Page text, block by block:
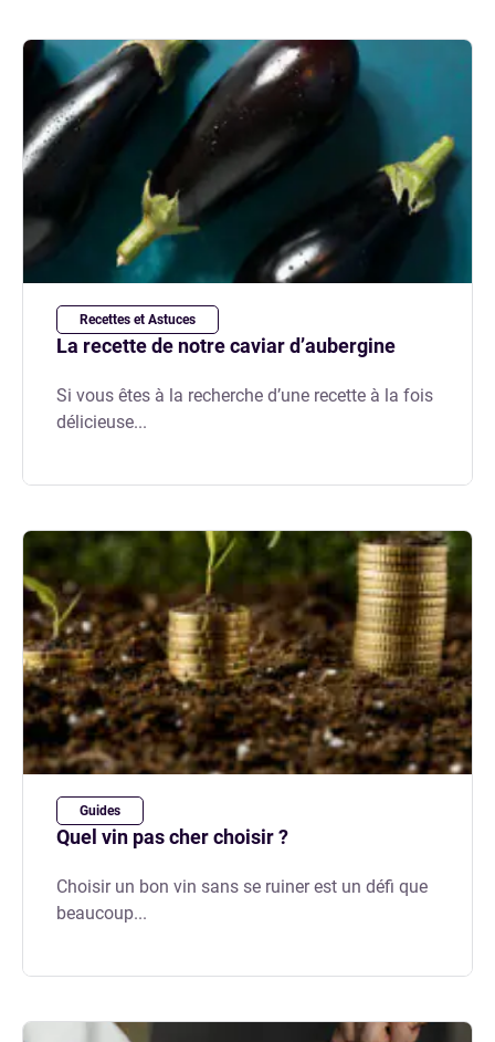
Recettes et Astuces
La recette de notre caviar d’aubergine
Si vous êtes à la recherche d’une recette à la fois
délicieuse...
Guides
Quel vin pas cher choisir ?
Choisir un bon vin sans se ruiner est un défi que
beaucoup...